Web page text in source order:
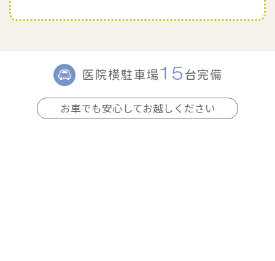
医院横駐車場 15 台完備
お車でも安心してお越しください